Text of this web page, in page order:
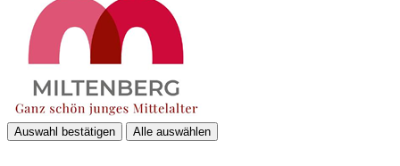
Auswahl bestätigen Alle auswählen